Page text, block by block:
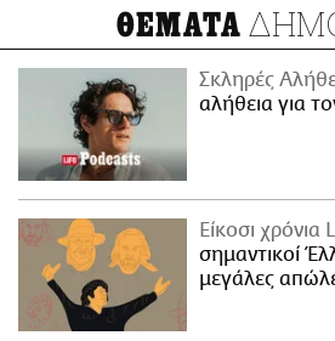
ΘΕΜΑΤΑ
Σκληρές
αλήθεια για
Είκοσι χρόνια
σημαντικοί
μεγάλες